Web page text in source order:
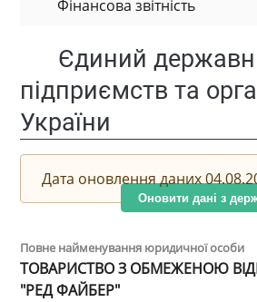
Фінансова звітність
Єдиний
підприємств та
України
Дата оновлення даних
Оновити дані з
Повне найменування юридичної особи
ТОВАРИСТВО З ОБМЕЖЕНОЮ
"РЕД ФАЙБЕР"